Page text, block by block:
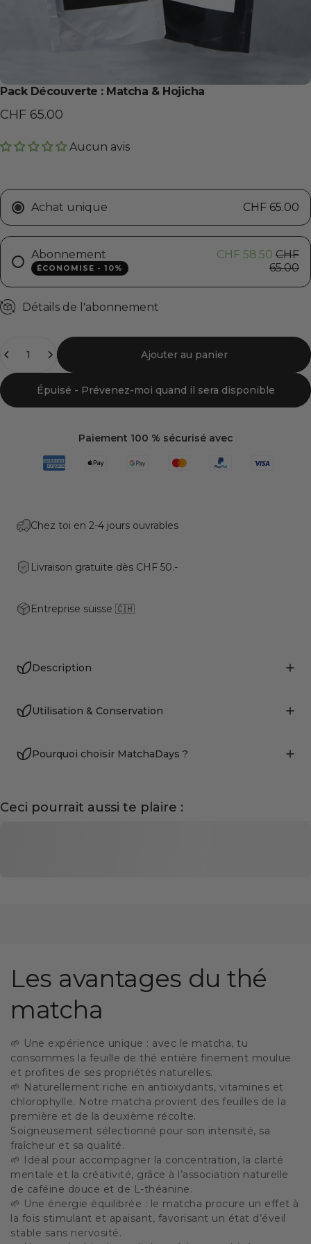
Pack Découverte : Matcha & Hojicha
CHF 65.00
Aucun avis
Achat unique CHF 65.00
Abonnement
ÉCONOMISE - 10%
CHF 58.50 CHF
65.00
Détails de l'abonnement
Ajouter au panier
Épuisé - Prévenez-moi quand il sera disponible
Paiement 100 % sécurisé avec
Chez toi en 2-4 jours ouvrables
Livraison gratuite dès CHF 50.-
Entreprise suisse 🇨🇭
Description
Utilisation & Conservation
Pourquoi choisir MatchaDays ?
Ceci pourrait aussi te plaire :
Les avantages du thé
matcha
🌱 Une expérience unique : avec le matcha, tu
consommes la feuille de thé entière finement moulue
et profites de ses propriétés naturelles.
🌱 Naturellement riche en antioxydants, vitamines et
chlorophylle. Notre matcha provient des feuilles de la
première et de la deuxième récolte.
Soigneusement sélectionné pour son intensité, sa
fraîcheur et sa qualité.
🌱 Idéal pour accompagner la concentration, la clarté
mentale et la créativité, grâce à l’association naturelle
de caféine douce et de L-théanine.
🌱 Une énergie équilibrée : le matcha procure un effet à
la fois stimulant et apaisant, favorisant un état d’éveil
stable sans nervosité.